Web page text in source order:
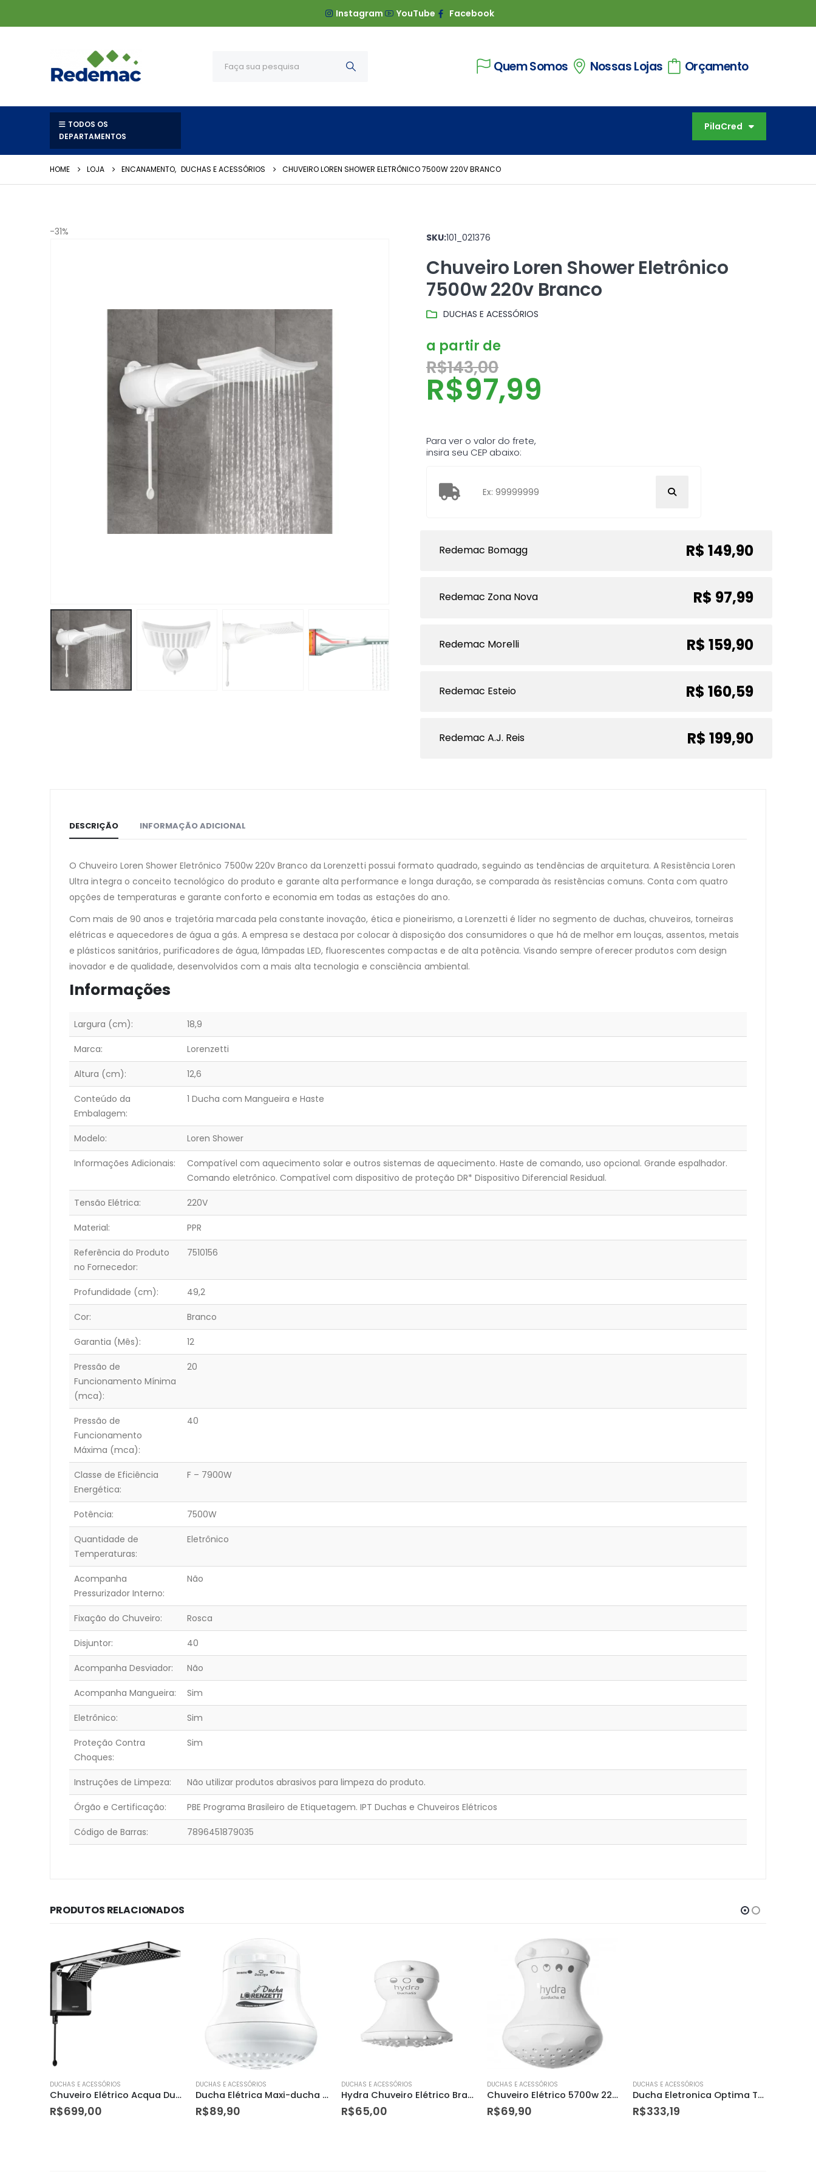
Instagram YouTube Facebook
Quem Somos Nossas Lojas Orçamento
TODOS OS
DEPARTAMENTOS
PilaCred
HOME LOJA ENCANAMENTO, DUCHAS E ACESSÓRIOS CHUVEIRO LOREN SHOWER ELETRÔNICO 7500W 220V BRANCO
-31% SKU:101_021376
Chuveiro Loren Shower Eletrônico
7500w 220v Branco
DUCHAS E ACESSÓRIOS
a partir de
R$143,00
R$97,99
Para ver o valor do frete,
insira seu CEP abaixo:
Redemac Bomagg R$ 149,90
Redemac Zona Nova R$ 97,99
Redemac Morelli R$ 159,90
Redemac Esteio R$ 160,59
Redemac A.J. Reis R$ 199,90
DESCRIÇÃO INFORMAÇÃO ADICIONAL
O Chuveiro Loren Shower Eletrônico 7500w 220v Branco da Lorenzetti possui formato quadrado, seguindo as tendências de arquitetura. A Resistência Loren
Ultra integra o conceito tecnológico do produto e garante alta performance e longa duração, se comparada às resistências comuns. Conta com quatro
opções de temperaturas e garante conforto e economia em todas as estações do ano.
Com mais de 90 anos e trajetória marcada pela constante inovação, ética e pioneirismo, a Lorenzetti é líder no segmento de duchas, chuveiros, torneiras
elétricas e aquecedores de água a gás. A empresa se destaca por colocar à disposição dos consumidores o que há de melhor em louças, assentos, metais
e plásticos sanitários, purificadores de água, lâmpadas LED, fluorescentes compactas e de alta potência. Visando sempre oferecer produtos com design
inovador e de qualidade, desenvolvidos com a mais alta tecnologia e consciência ambiental.
Informações
Largura (cm): 18,9
Marca: Lorenzetti
Altura (cm): 12,6
Conteúdo da
Embalagem:
1 Ducha com Mangueira e Haste
Modelo: Loren Shower
Informações Adicionais:
Compatível com aquecimento solar e outros sistemas de aquecimento. Haste de comando, uso opcional. Grande espalhador.
Comando eletrônico. Compatível com dispositivo de proteção DR* Dispositivo Diferencial Residual.
Tensão Elétrica: 220V
Material: PPR
Referência do Produto
no Fornecedor:
7510156
Profundidade (cm): 49,2
Cor: Branco
Garantia (Mês): 12
Pressão de
Funcionamento Mínima
(mca):
20
Pressão de
Funcionamento
Máxima (mca):
40
Classe de Eficiência
Energética:
F – 7900W
Potência: 7500W
Quantidade de
Temperaturas:
Eletrônico
Acompanha
Pressurizador Interno:
Não
Fixação do Chuveiro: Rosca
Disjuntor: 40
Acompanha Desviador: Não
Acompanha Mangueira: Sim
Eletrônico: Sim
Proteção Contra
Choques:
Sim
Instruções de Limpeza: Não utilizar produtos abrasivos para limpeza do produto.
Órgão e Certificação: PBE Programa Brasileiro de Etiquetagem. IPT Duchas e Chuveiros Elétricos
Código de Barras: 7896451879035
PRODUTOS RELACIONADOS
DUCHAS E ACESSÓRIOS
Chuveiro Elétrico Acqua Duo Ultra 7800w 220v Preto e Cromado
R$699,00
DUCHAS E ACESSÓRIOS
Ducha Elétrica Maxi-ducha 3t Branco 220v 5500w
R$89,90
DUCHAS E ACESSÓRIOS
Hydra Chuveiro Elétrico Branco Ss 3t, 5200w 220v
R$65,00
DUCHAS E ACESSÓRIOS
Chuveiro Elétrico 5700w 220v Gorducha 4 Temperaturas Branco
R$69,90
DUCHAS E ACESSÓRIOS
Ducha Eletronica Optima Turbo 7700w 220v Hydra
R$333,19